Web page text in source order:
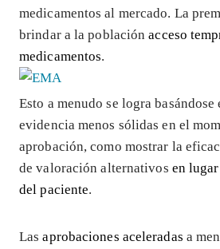
medicamentos al mercado. La
brindar a la poblaciónacceso
medicamentos.
Esto a menudo se logra basándose
evidencia menos sólidas en el
aprobación, como mostrar la
de valoración alternativos en
del paciente.
Lasaprobaciones aceleradas a